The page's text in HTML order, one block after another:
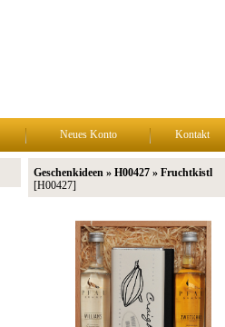
Neues Konto Kontakt
Geschenkideen » H00427 » Fruchtkistl
[H00427]